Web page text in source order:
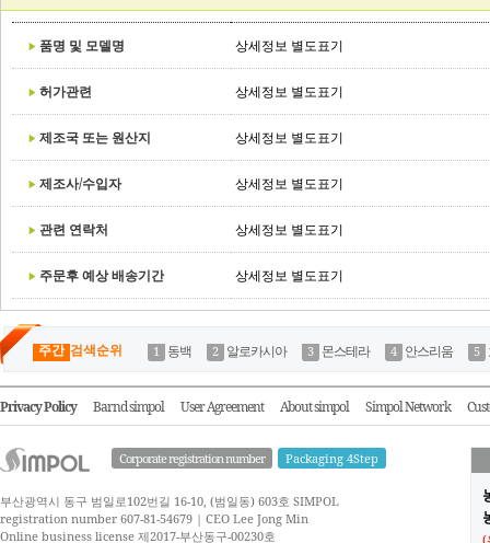
품명 및 모델명 상세정보 별도표기
허가관련 상세정보 별도표기
제조국 또는 원산지 상세정보 별도표기
제조사/수입자 상세정보 별도표기
관련 연락처 상세정보 별도표기
주문후 예상 배송기간 상세정보 별도표기
주간 검색순위 동백 알로카시아 몬스테라 안스리움
Privacy Policy Barnd simpol User Agreement About simpol Simpol Network
Corporate registration number Packaging 4Step
부산광역시 동구 범일로102번길 16-10, (범일동) 603호 SIMPOL
registration number 607-81-54679 | CEO Lee Jong Min
Online business license 제2017-부산동구-00230호
(